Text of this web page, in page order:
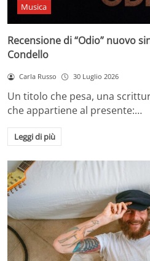
Musica
Recensione di “Odio” nuovo
Condello
Carla Russo 30 Luglio 2026
Un titolo che pesa, una
che appartiene al presente:…
Leggi di più